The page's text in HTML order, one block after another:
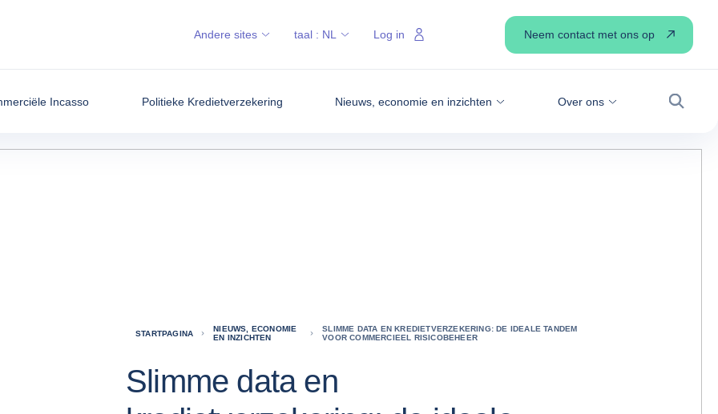
Incasso Politieke Kredietverzekering Nieuws, economie en inzichten Over ons
Zoek
Andere sites taal : NL Log in Neem contact met ons op
STARTPAGINA
NIEUWS, ECONOMIE
EN INZICHTEN
SLIMME DATA EN KREDIETVERZEKERING: DE IDEALE TANDEM
VOOR COMMERCIEEL RISICOBEHEER
Slimme data en